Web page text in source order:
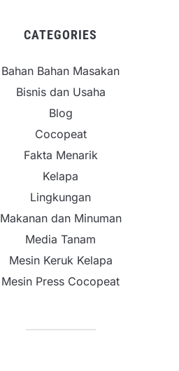
CATEGORIES
Bahan Bahan Masakan
Bisnis dan Usaha
Blog
Cocopeat
Fakta Menarik
Kelapa
Lingkungan
Makanan dan Minuman
Media Tanam
Mesin Keruk Kelapa
Mesin Press Cocopeat